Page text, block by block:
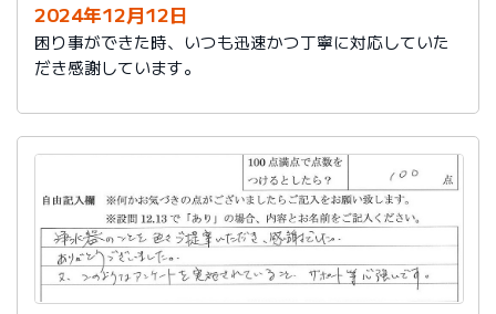
2024年12月12日
困り事ができた時、いつも迅速かつ丁寧に対応していた
だき感謝しています。